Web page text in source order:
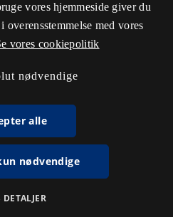
vores hjemmeside giver du
med vores
vores cookiepolitik
nødvendige
alle
nødvendige
DETALJER